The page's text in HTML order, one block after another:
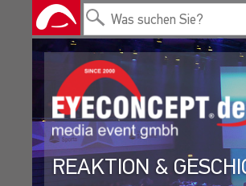
REAKTION &